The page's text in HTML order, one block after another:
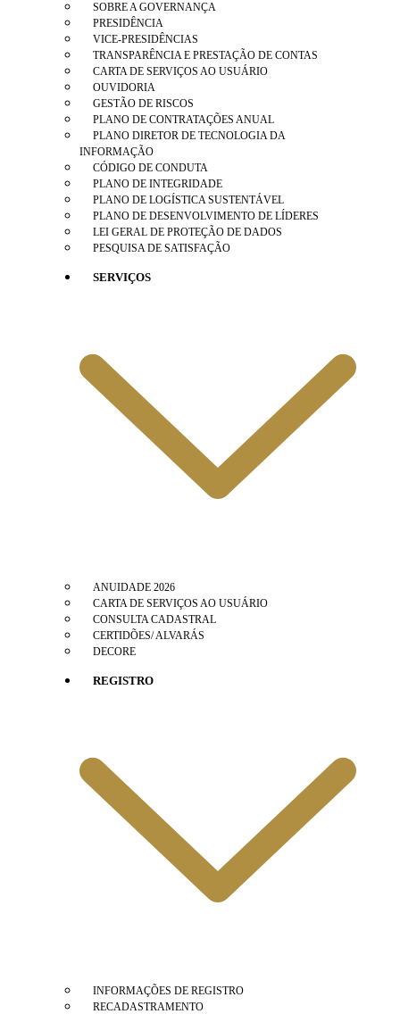
SOBRE A GOVERNANÇA
PRESIDÊNCIA
VICE-PRESIDÊNCIAS
TRANSPARÊNCIA E PRESTAÇÃO DE CONTAS
CARTA DE SERVIÇOS AO USUÁRIO
OUVIDORIA
GESTÃO DE RISCOS
PLANO DE CONTRATAÇÕES ANUAL
PLANO DIRETOR DE TECNOLOGIA DA
INFORMAÇÃO
CÓDIGO DE CONDUTA
PLANO DE INTEGRIDADE
PLANO DE LOGÍSTICA SUSTENTÁVEL
PLANO DE DESENVOLVIMENTO DE LÍDERES
LEI GERAL DE PROTEÇÃO DE DADOS
PESQUISA DE SATISFAÇÃO
SERVIÇOS
ANUIDADE 2026
CARTA DE SERVIÇOS AO USUÁRIO
CONSULTA CADASTRAL
CERTIDÕES/ ALVARÁS
DECORE
REGISTRO
INFORMAÇÕES DE REGISTRO
RECADASTRAMENTO